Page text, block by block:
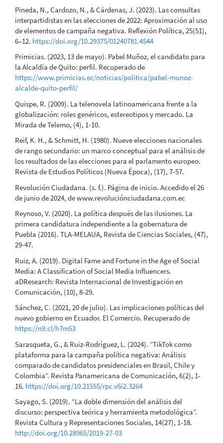
Pineda, N., Cardozo, N., & Cárdenas, J. (2023). Las consultas
interpartidistas en las elecciones de 2022: Aproximación al uso
de elementos de campaña negativa. Reflexión Política, 25(51),
6–12. https://doi.org/10.29375/01240781.4544
Primicias. (2023, 13 de mayo). Pabel Muñoz, el candidato para
la Alcaldía de Quito: perfil. Recuperado de
https://www.primicias.ec/noticias/politica/pabel-munoz-
alcalde-quito-perfil/
Quispe, R. (2009). La telenovela latinoamericana frente a la
globalización: roles genéricos, estereotipos y mercado. La
Mirada de Telemo, (4), 1-10.
Reif, K. H., & Schmitt, H. (1980). Nueve elecciones nacionales
de rango secundario: un marco conceptual para el análisis de
los resultados de las elecciones para el parlamento europeo.
Revista de Estudios Políticos (Nueva Época), (17), 7-57.
Revolución Ciudadana. (s. f.). Página de inicio. Accedido el 26
de junio de 2024, de www.revoluciónciudadana.com.ec
Reynoso, V. (2020). La política después de las ilusiones. La
primera candidatura independiente a la gobernatura de
Puebla (2016). TLA-MELAUA, Revista de Ciencias Sociales, (47),
29-47.
Ruiz, A. (2019). Digital Fame and Fortune in the Age of Social
Media: A Classification of Social Media Influencers.
aDResearch: Revista Internacional de Investigación en
Comunicación, (10), 8-29.
Sánchez, C. (2021, 20 de julio). Las implicaciones políticas del
nuevo gobierno en Ecuador. El Comercio. Recuperado de
https://n9.cl/h7m53
Sarasqueta, G., & Ruiz-Rodríguez, L. (2024). “TikTok como
plataforma para la campaña política negativa: Análisis
comparado de candidatos presidenciales en Brasil, Chile y
Colombia”. Revista Panamericana de Comunicación, 6(2), 1-
16. https://doi.org/10.21555/rpc.v6i2.3264
Sayago, S. (2019). “La doble dimensión del análisis del
discurso: perspectiva teórica y herramienta metodológica”.
Revista Cultura y Representaciones Sociales, 14(27), 1-18.
http://doi.org/10.28965/2019-27-03